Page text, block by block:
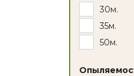
30м.
35м.
50м.